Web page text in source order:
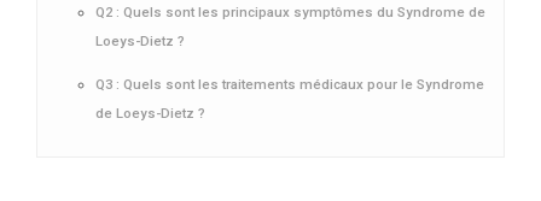
Q2 : Quels sont les principaux symptômes du Syndrome de
Loeys-Dietz ?
Q3 : Quels sont les traitements médicaux pour le Syndrome
de Loeys-Dietz ?